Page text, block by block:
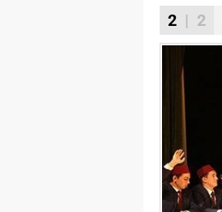
2 | 2